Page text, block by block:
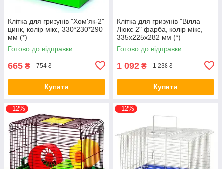
Клітка для гризунів "Хом'як-2"
цинк, колір мікс, 330*230*290
мм (*)
Готово до відправки
665 ₴ 754 ₴
Купити
Клітка для гризунів "Вілла
Люкс 2" фарба, колір мікс,
335х225х282 мм (*)
Готово до відправки
1 092 ₴ 1 238 ₴
Купити
–12% –12%